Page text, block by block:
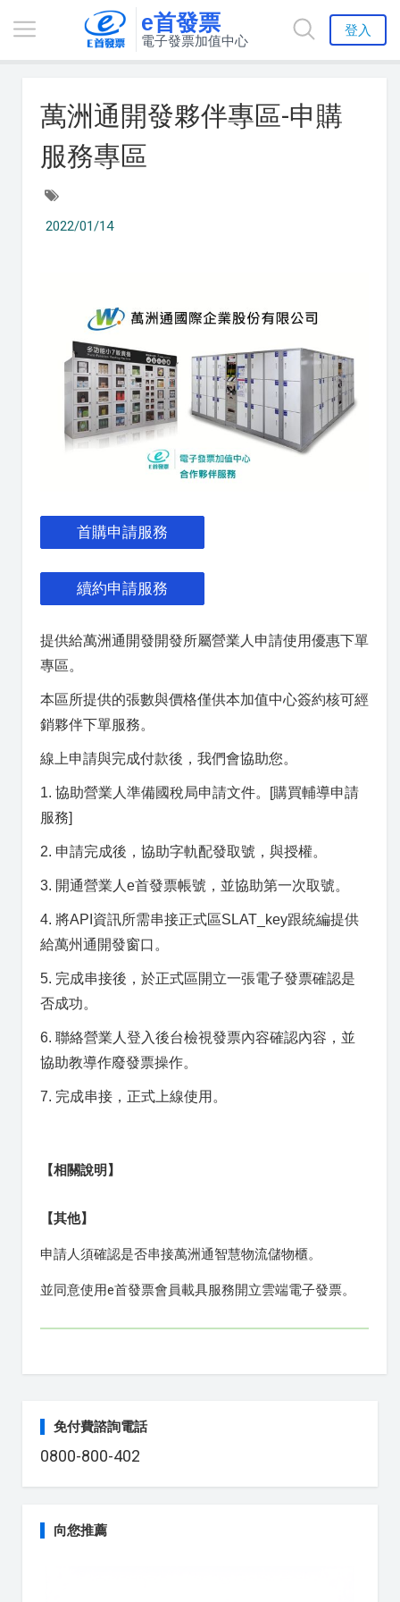
e首發票
電子發票加值中心
登入
萬洲通開發夥伴專區-申購
服務專區
2022/01/14
首購申請服務
續約申請服務
提供給萬洲通開發開發所屬營業人申請使用優惠下單
專區。
本區所提供的張數與價格僅供本加值中心簽約核可經
銷夥伴下單服務。
線上申請與完成付款後，我們會協助您。
1. 協助營業人準備國稅局申請文件。[購買輔導申請
服務]
2. 申請完成後，協助字軌配發取號，與授權。
3. 開通營業人e首發票帳號，並協助第一次取號。
4. 將API資訊所需串接正式區SLAT_key跟統編提供
給萬州通開發窗口。
5. 完成串接後，於正式區開立一張電子發票確認是
否成功。
6. 聯絡營業人登入後台檢視發票內容確認內容，並
協助教導作廢發票操作。
7. 完成串接，正式上線使用。
【相關說明】
【其他】
申請人須確認是否串接萬洲通智慧物流儲物櫃。
並同意使用e首發票會員載具服務開立雲端電子發票。
免付費諮詢電話
0800-800-402
向您推薦